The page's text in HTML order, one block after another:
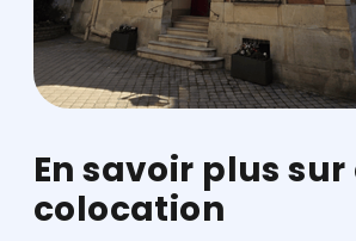
En savoir plus
colocation